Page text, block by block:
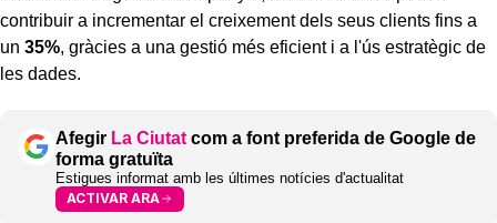
contribuir a incrementar el creixement dels seus clients fins a
un 35%, gràcies a una gestió més eficient i a l'ús estratègic de
les dades.
Afegir La Ciutat com a font preferida de Google de
forma gratuïta
Estigues informat amb les últimes notícies d'actualitat
ACTIVAR ARA